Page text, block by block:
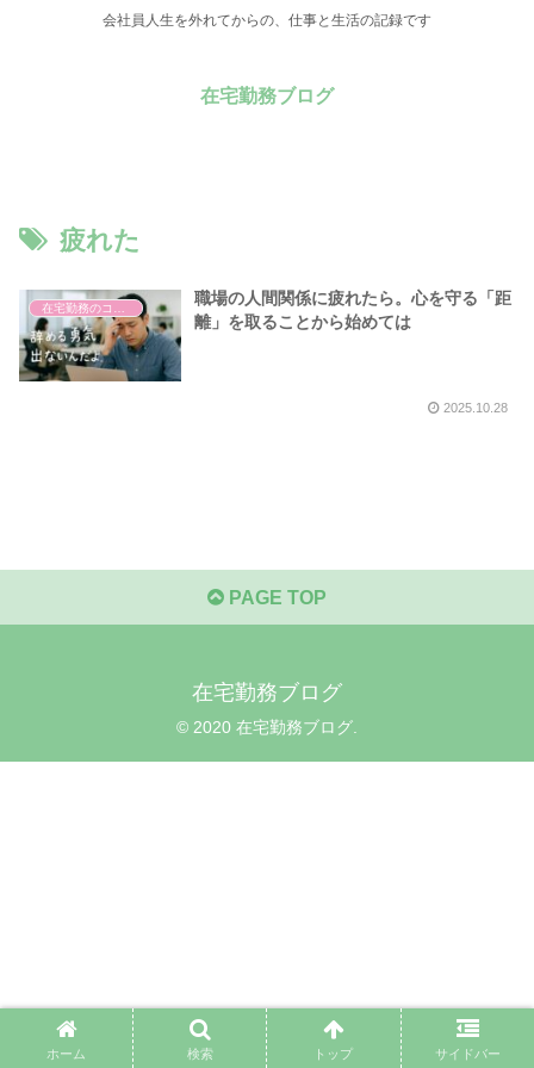
会社員人生を外れてからの、仕事と生活の記録です
在宅勤務ブログ
疲れた
在宅勤務のコミュニケーション
職場の人間関係に疲れたら。心を守る「距
離」を取ることから始めては
2025.10.28
PAGE TOP
在宅勤務ブログ
© 2020 在宅勤務ブログ.
ホーム 検索 トップ サイドバー